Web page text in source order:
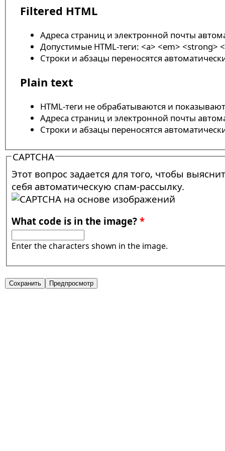
Filtered HTML
Адреса страниц и электронной почты
Допустимые HTML-теги: <a> <em> <strong>
Строки и абзацы переносятся
Plain text
HTML-теги не обрабатываются и
Адреса страниц и электронной почты
Строки и абзацы переносятся
CAPTCHA
Этот вопрос задается для того, чтобы
себя автоматическую спам-рассылку.
What code is in the image?*
Enter the characters shown in the image.